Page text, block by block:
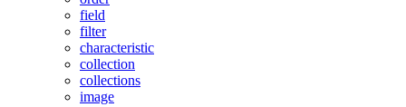
field
filter
characteristic
collection
collections
image